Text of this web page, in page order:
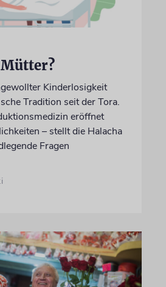
Kinderlosigkeit
Tradition seit der Tora.
eröffnet
– stellt die Halacha
Fragen